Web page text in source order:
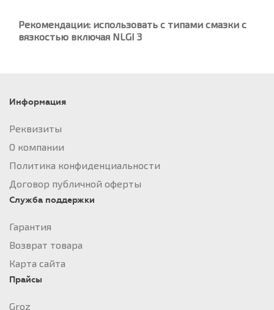
Рекомендации: использовать с типами смазки с
вязкостью включая NLGI 3
Информация
Реквизиты
О компании
Политика конфиденциальности
Договор публичной оферты
Служба поддержки
Гарантия
Возврат товара
Карта сайта
Прайсы
Groz